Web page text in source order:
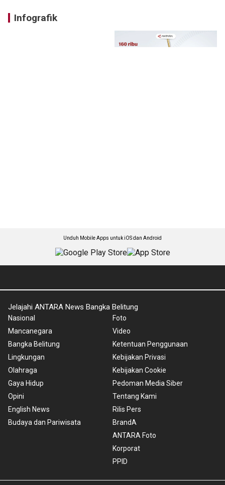
Infografik
Unduh Mobile Apps untuk iOS dan Android
Jelajahi ANTARA News Bangka Belitung
Nasional
Mancanegara
Bangka Belitung
Lingkungan
Olahraga
Gaya Hidup
Opini
English News
Budaya dan Pariwisata
Foto
Video
Ketentuan Penggunaan
Kebijakan Privasi
Kebijakan Cookie
Pedoman Media Siber
Tentang Kami
Rilis Pers
BrandA
ANTARA Foto
Korporat
PPID